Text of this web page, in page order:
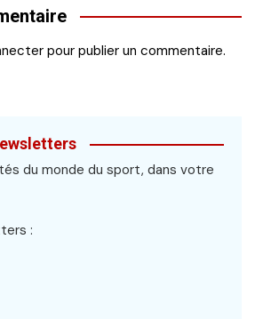
pour publier un commentaire.
du monde du sport, dans votre
: